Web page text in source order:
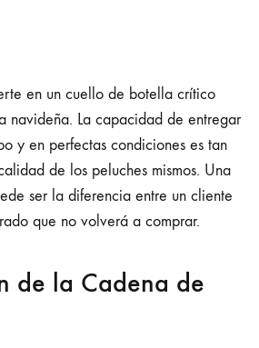
en un cuello de botella crítico
navideña. La capacidad de entregar
y en perfectas condiciones es tan
de los peluches mismos. Una
ser la diferencia entre un cliente
que no volverá a comprar.
de la Cadena de